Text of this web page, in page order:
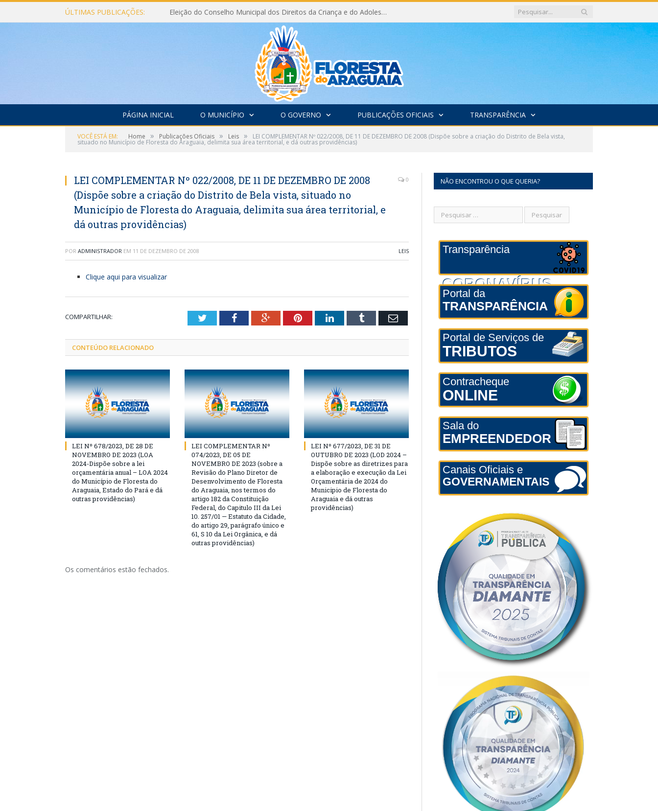
ÚLTIMAS PUBLICAÇÕES: Eleição do Conselho Municipal dos Direitos da Criança e do Adolescente CMDCA 2026
PÁGINA INICIAL O MUNICÍPIO O GOVERNO PUBLICAÇÕES OFICIAIS TRANSPARÊNCIA
VOCÊ ESTÁ EM: Home » Publicações Oficiais » Leis » LEI COMPLEMENTAR Nº 022/2008, DE 11 DE DEZEMBRO DE 2008 (Dispõe sobre a criação do Distrito de Bela vista,
situado no Município de Floresta do Araguaia, delimita sua área territorial, e dá outras providências)
LEI COMPLEMENTAR Nº 022/2008, DE 11 DE DEZEMBRO DE 2008
(Dispõe sobre a criação do Distrito de Bela vista, situado no
Município de Floresta do Araguaia, delimita sua área territorial, e
dá outras providências)
0
POR ADMINISTRADOR EM 11 DE DEZEMBRO DE 2008 LEIS
Clique aqui para visualizar
COMPARTILHAR: TwitterFacebookGoogle+PinterestLinkedInTumblr Email
CONTEÚDO RELACIONADO
LEI Nº 678/2023, DE 28 DE
NOVEMBRO DE 2023 (LOA
2024-Dispõe sobre a lei
orçamentária anual – LOA 2024
do Município de Floresta do
Araguaia, Estado do Pará e dá
outras providências)
LEI COMPLEMENTAR Nº
074/2023, DE 05 DE
NOVEMBRO DE 2023 (sobre a
Revisão do Plano Diretor de
Desenvolvimento de Floresta
do Araguaia, nos termos do
artigo 182 da Constituição
Federal, do Capitulo III da Lei
10. 257/01 — Estatuto da Cidade,
do artigo 29, parágrafo único e
61, S 10 da Lei Orgânica, e dá
outras providências)
LEI Nº 677/2023, DE 31 DE
OUTUBRO DE 2023 (LOD 2024 –
Dispõe sobre as diretrizes para
a elaboração e execução da Lei
Orçamentária de 2024 do
Municipio de Floresta do
Araguaia e dá outras
providências)
Os comentários estão fechados.
NÃO ENCONTROU O QUE QUERIA?
Transparência
CORONAVÍRUS
Portal da
TRANSPARÊNCIA
Portal de Serviços de
TRIBUTOS
Contracheque
ONLINE
Sala do
EMPREENDEDOR
Canais Oficiais e
GOVERNAMENTAIS